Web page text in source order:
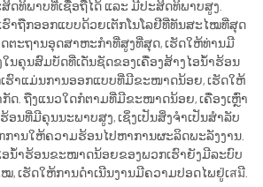
ດທິພາບທີ່ເຊື່ອຖືໄດ້ ແລະ ມີປະສິດທິພາບສູງ.
າຖືກອອກແບບດ້ວຍເຕັກໂນໂລຢີທີ່ທັນສະໄໝທີ່ສຸດ
ຕະຖານອຸດສາຫະກຳທີ່ສູງທີ່ສຸດ, ເຮັດໃຫ້ທ່ານມີ
ນຄຸນສົມບັດທີ່ເດັ່ນຊັດຂອງເຄື່ອງສ້າງໄອນ້ຳຮ້ອນ
ຮົາແມ່ນການອອກແບບທີ່ມີຂະໜາດນ້ອຍ, ເຮັດໃຫ້
ດ. ຖືງແນວໃດກໍຕາມທີ່ມີຂະໜາດນ້ອຍ, ເຄື່ອງເຫຼົ່າ
ນທີ່ມີຄຸນນະພາບສູງ, ເຊິ່ງເປັນສິ່ງຈຳເປັນສຳລັບ
ການໃຫ້ຄວາມຮ້ອນໄປຫາການຜະລິດພະລັງງານ.
ອນ້ຳຮ້ອນຂະໜາດນ້ອຍຂອງພວກເຮົາຍັງມີລະບົບ
, ເຮັດໃຫ້ການດຳເນີນງານມີຄວາມປອດໄພຢູ່ເสมີ.